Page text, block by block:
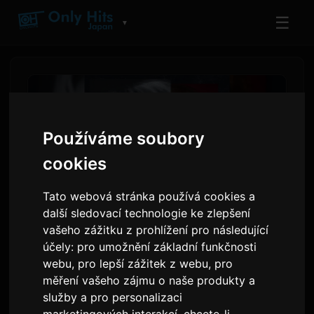
Používáme soubory
cookies
Tato webová stránka používá cookies a
další sledovací technologie ke zlepšení
vašeho zážitku z prohlížení pro následující
účely: pro umožnění základní funkčnosti
webu, pro lepší zážitek z webu, pro
měření vašeho zájmu o naše produkty a
služby a pro personalizaci
▼ ☰
Yuto Adachi spolupracuje s
Aile The Shota na novém
singlu 'Hate to LOVE YOU'